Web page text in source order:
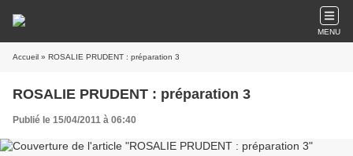
MENU
Accueil » ROSALIE PRUDENT : préparation 3
ROSALIE PRUDENT : préparation 3
Publié le 15/04/2011 à 06:40